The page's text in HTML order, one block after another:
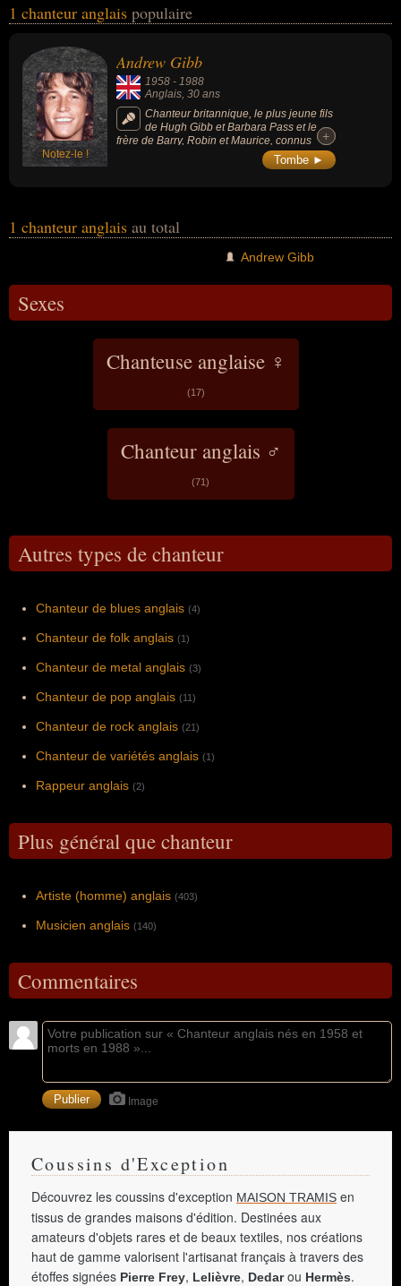
sexe masculin) peuvent avoir des liens variés dans les domaines
également avoir été artiste, chanteur de pop, descendant de
célébrité, frère de célébrité ou musicien.
1 chanteur anglais populaire
Notez-le !
Andrew Gibb
1958 - 1988
Anglais, 30 ans
Chanteur britannique, le plus jeune fils
de Hugh Gibb et Barbara Pass et le
frère de Barry, Robin et Maurice, connus
pour avoir formé le groupe The Bee Gees.
+
+
Tombe ►
1 chanteur anglais au total
Andrew Gibb
Sexes
Chanteuse anglaise ♀
(17)
Chanteur anglais ♂
(71)
Autres types de chanteur
Chanteur de blues anglais (4)
Chanteur de folk anglais (1)
Chanteur de metal anglais (3)
Chanteur de pop anglais (11)
Chanteur de rock anglais (21)
Chanteur de variétés anglais (1)
Rappeur anglais (2)
Plus général que chanteur
Artiste (homme) anglais (403)
Musicien anglais (140)
Commentaires
Image
Coussins d'Exception
Découvrez les coussins d'exception MAISON TRAMIS en
tissus de grandes maisons d'édition. Destinées aux
amateurs d'objets rares et de beaux textiles, nos créations
haut de gamme valorisent l'artisanat français à travers des
étoffes signées Pierre Frey, Lelièvre, Dedarou Hermès.